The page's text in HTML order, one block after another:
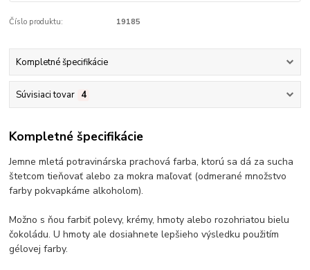
Číslo produktu: 19185
Kompletné špecifikácie
Súvisiaci tovar 4
Kompletné špecifikácie
Jemne mletá potravinárska prachová farba, ktorú sa dá za sucha
štetcom tieňovať alebo za mokra maľovať (odmerané množstvo
farby pokvapkáme alkoholom).
Možno s ňou farbiť polevy, krémy, hmoty alebo rozohriatou bielu
čokoládu. U hmoty ale dosiahnete lepšieho výsledku použitím
gélovej farby.